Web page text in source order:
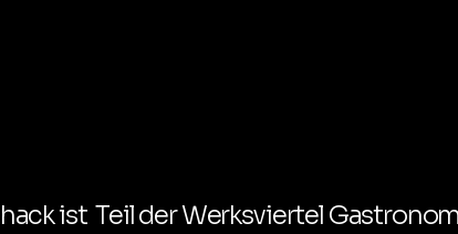
ist Teil der Werksviertel